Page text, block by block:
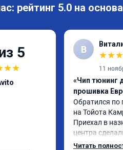
рейтинг 5.0 на
5
★★
В
★★★
11
«Чип тюнинг
прошивка
Обратился по
на Тойота
Приехал в
центра
Авто
Читать